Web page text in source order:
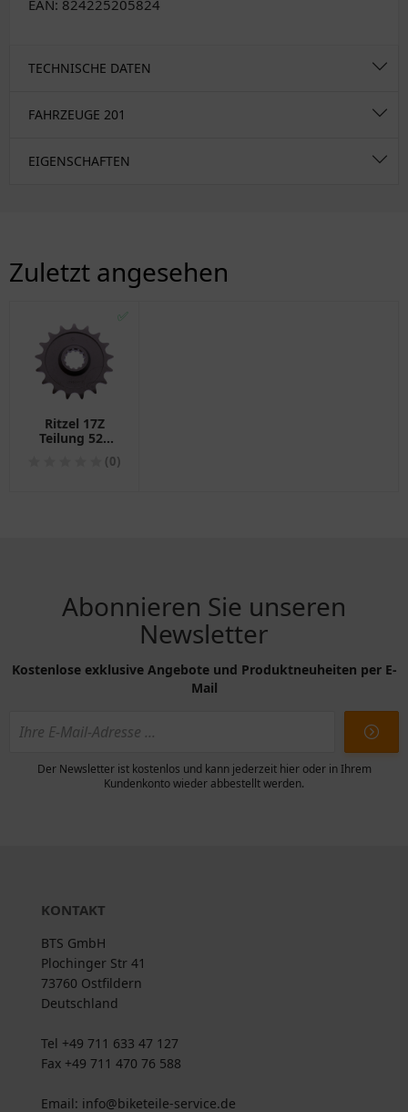
EAN: 824225205824
TECHNISCHE DATEN
FAHRZEUGE 201
EIGENSCHAFTEN
Zuletzt angesehen
✅
Ritzel 17Z
Teilung 520
feinverzahnt
Innendurchmesser
(0)
Abonnieren Sie unseren
Newsletter
Kostenlose exklusive Angebote und Produktneuheiten per E-
Mail
Der Newsletter ist kostenlos und kann jederzeit hier oder in Ihrem
Kundenkonto wieder abbestellt werden.
KONTAKT
BTS GmbH
Plochinger Str 41
73760 Ostfildern
Deutschland
Tel +49 711 633 47 127
Fax +49 711 470 76 588
Email: info@biketeile-service.de